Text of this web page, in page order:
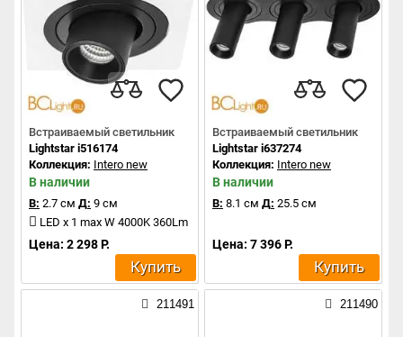
Встраиваемый светильник
Lightstar i516174
Коллекция: Intero new
В наличии
В: 2.7 см Д: 9 см
LED x 1 max W 4000K 360Lm
Цена: 2 298 Р.
Купить
Встраиваемый светильник
Lightstar i637274
Коллекция: Intero new
В наличии
В: 8.1 см Д: 25.5 см
Цена: 7 396 Р.
Купить
211491 211490